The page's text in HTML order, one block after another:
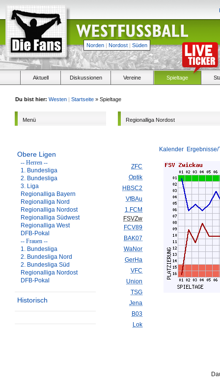
Norden | Nordost | Süden
Aktuell Diskussionen Vereine Spieltage
Du bist hier: Westen | Startseite » Spieltage
Menü
Obere Ligen
-- Herren --
1. Bundesliga
2. Bundesliga
3. Liga
Regionalliga Bayern
Regionalliga Nord
Regionalliga Nordost
Regionalliga Südwest
Regionalliga West
DFB-Pokal
-- Frauen --
1. Bundesliga
2. Bundesliga Nord
2. Bundesliga Süd
Regionalliga Nordost
DFB-Pokal
Historisch
Regionalliga Nordost
Kalender
ZFC
Optik
HBSC2
VfBAu
1.FCM
FSVZw
FCV89
BAK07
WaNor
GerHa
VFC
Union
TSG
Jena
B03
Lok